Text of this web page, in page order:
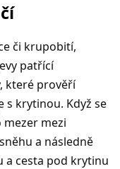
či krupobití,
patřící
které prověří
s krytinou. Když se
mezi
a následně
a cesta pod krytinu